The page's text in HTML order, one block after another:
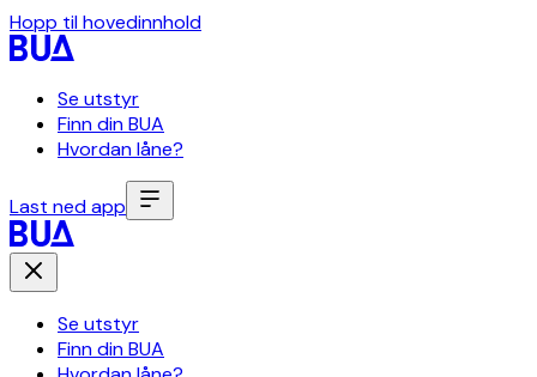
Hopp til hovedinnhold
Se utstyr
Finn din BUA
Hvordan låne?
Last ned app
Se utstyr
Finn din BUA